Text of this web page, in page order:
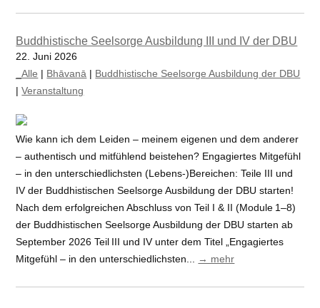
Buddhistische Seelsorge Ausbildung III und IV der DBU
22. Juni 2026
_Alle | Bhāvanā | Buddhistische Seelsorge Ausbildung der DBU
|Veranstaltung
Wie kann ich dem Leiden – meinem eigenen und dem anderer
– authentisch und mitfühlend beistehen? Engagiertes Mitgefühl
– in den unterschiedlichsten (Lebens-)Bereichen: Teile III und
IV der Buddhistischen Seelsorge Ausbildung der DBU starten!
Nach dem erfolgreichen Abschluss von Teil I & II (Module 1–8)
der Buddhistischen Seelsorge Ausbildung der DBU starten ab
September 2026 Teil III und IV unter dem Titel „Engagiertes
Mitgefühl – in den unterschiedlichsten... → mehr